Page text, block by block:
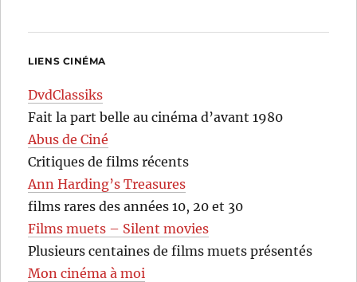
LIENS CINÉMA
DvdClassiks
Fait la part belle au cinéma d’avant 1980
Abus de Ciné
Critiques de films récents
Ann Harding’s Treasures
films rares des années 10, 20 et 30
Films muets – Silent movies
Plusieurs centaines de films muets présentés
Mon cinéma à moi